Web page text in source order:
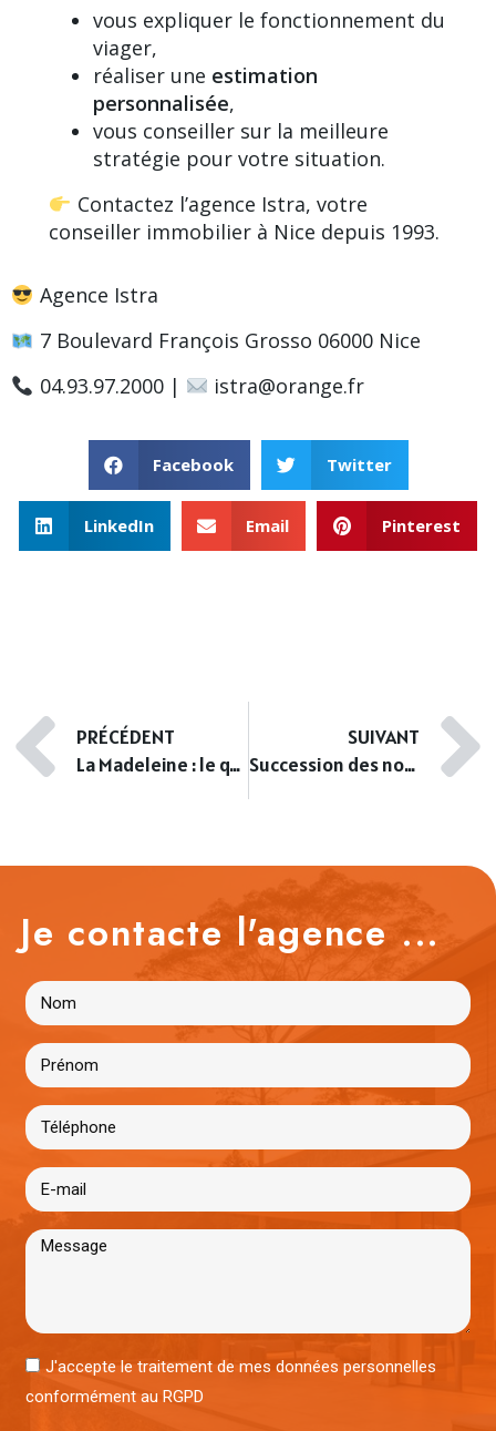
vous expliquer le fonctionnement du
viager,
réaliser une estimation
personnalisée,
vous conseiller sur la meilleure
stratégie pour votre situation.
Contactez l’agence Istra, votre
conseiller immobilier à Nice depuis 1993.
Agence Istra
7 Boulevard François Grosso 06000 Nice
04.93.97.2000 |
istra@orange.fr
Facebook Twitter
LinkedIn Email Pinterest
PRÉCÉDENT
La Madeleine : le quartier niçois encore accessible
SUIVANT
Succession des non-résidents à Nice : délais, fiscalité et estimation immobilière
Je contacte l'agence ...
J'accepte le traitement de mes données personnelles
conformément au RGPD